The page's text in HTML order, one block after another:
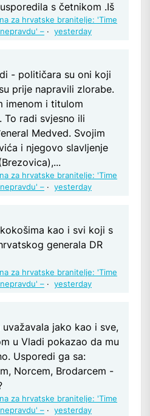
s četnikom .Iš
za hrvatske branitelje: 'Time
– · yesterday
- političara su oni koji
prije napravili zlorabe.
imenom i titulom
To radi svjesno ili
Medved. Svojim
i njegovo slavljenje
za hrvatske branitelje: 'Time
– · yesterday
kao i svi koji s
generala DR
za hrvatske branitelje: 'Time
– · yesterday
uvažavala jako kao i sve,
u Vladi pokazao da mu
Usporedi ga sa:
Norcem, Brodarcem -
za hrvatske branitelje: 'Time
– · yesterday